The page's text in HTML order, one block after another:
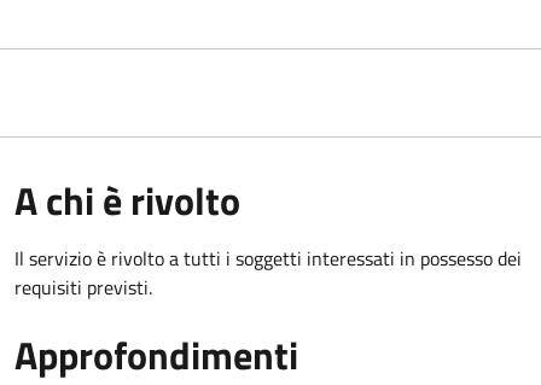
A chi è rivolto
Il servizio è rivolto a tutti i soggetti interessati in possesso dei
requisiti previsti.
Approfondimenti